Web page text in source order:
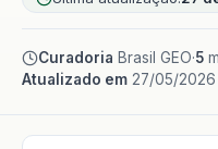
Curadoria Brasil GEO·5
Atualizado em 27/05/2026